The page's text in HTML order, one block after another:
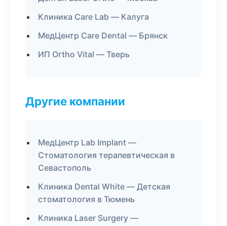
Клиника Care Lab — Калуга
МедЦентр Care Dental — Брянск
ИП Ortho Vital — Тверь
Другие компании
МедЦентр Lab Implant —
Стоматология терапевтическая в
Севастополь
Клиника Dental White — Детская
стоматология в Тюмень
Клиника Laser Surgery —